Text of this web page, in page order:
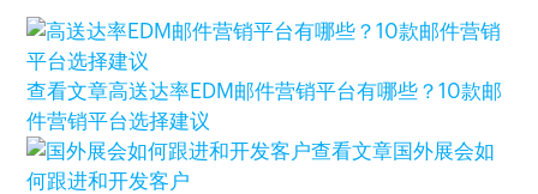
查看文章高送达率EDM邮件营销平台有哪些？10款邮
件营销平台选择建议
查看文章国外展会如
何跟进和开发客户